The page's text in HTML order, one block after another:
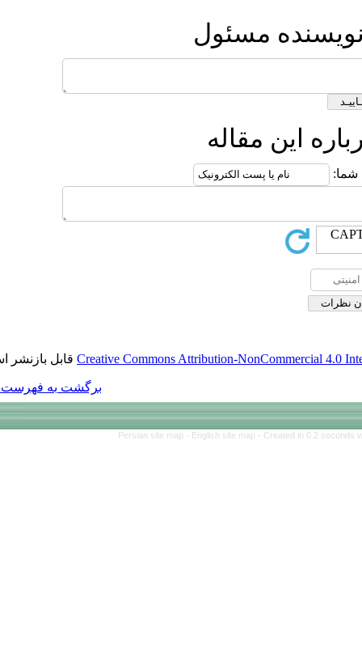
Creative Commonsقابل بازنشر است.
Persian site map